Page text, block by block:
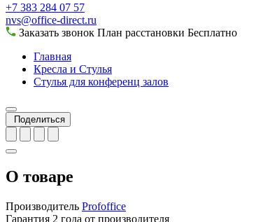
+7 383 284 07 57
nvs@office-direct.ru
Заказать звонок План расстановки Бесплатно
Главная
Кресла и Стулья
Стулья для конференц залов
Поделиться
О товаре
Производитель Profoffice
Гарантия 2 года от производителя